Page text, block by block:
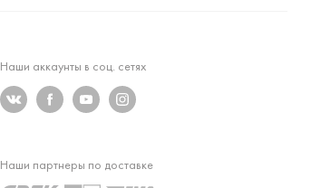
Наши аккаунты в соц. сетях
Наши партнеры по доставке